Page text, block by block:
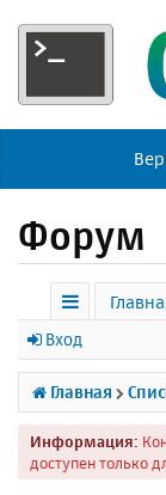
Форум
с
ы
л
к
Вход
Главная
Информация:
доступен только